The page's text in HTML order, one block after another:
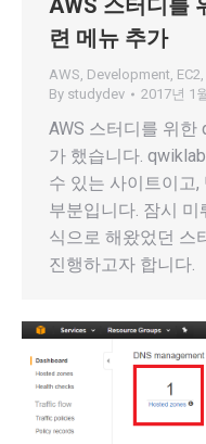
AWS 스터디를
련 메뉴 추가
AWS, Development, EC2,
By studydev 2017년 1
AWS 스터디를 위
가 했습니다.
수 있는 사이트이고,
부분입니다. 잠시
식으로 해왔었던 스
진행하고자 합니다.